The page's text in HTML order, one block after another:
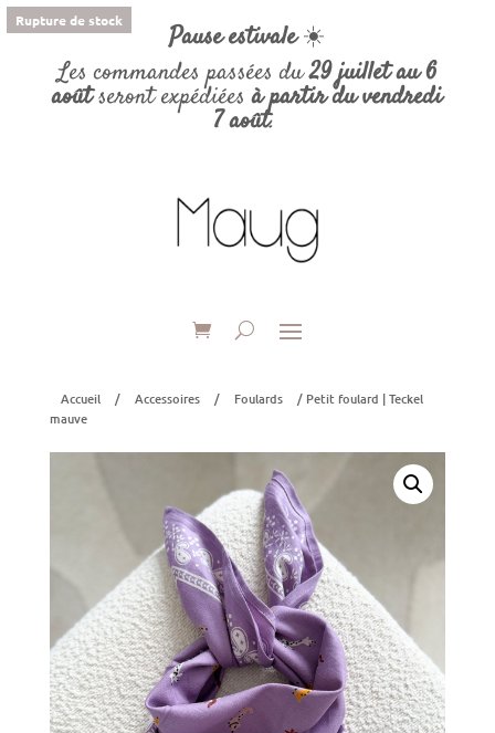
Pause estivale☀️
Les commandes passées du29 juillet au 6
aoûtseront expédiéesà partir du vendredi
7 août.
Rupture de stock
Accueil / Accessoires / Foulards
/ Petit foulard | Teckel
mauve